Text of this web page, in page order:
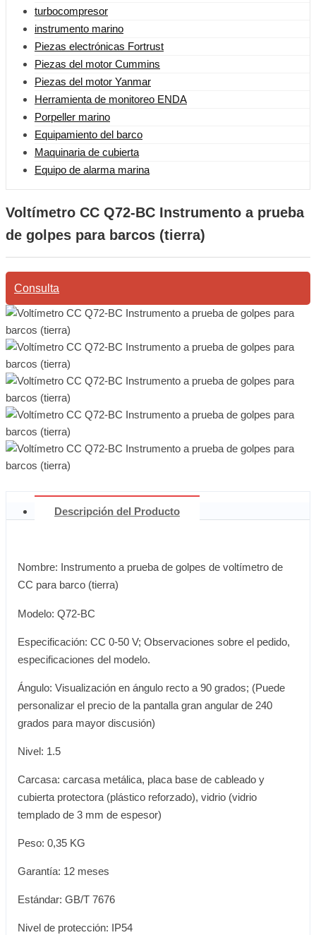
turbocompresor
instrumento marino
Piezas electrónicas Fortrust
Piezas del motor Cummins
Piezas del motor Yanmar
Herramienta de monitoreo ENDA
Porpeller marino
Equipamiento del barco
Maquinaria de cubierta
Equipo de alarma marina
Voltímetro CC Q72-BC Instrumento a prueba
de golpes para barcos (tierra)
Consulta
Descripción del Producto
Nombre: Instrumento a prueba de golpes de voltímetro de
CC para barco (tierra)
Modelo: Q72-BC
Especificación: CC 0-50 V; Observaciones sobre el pedido,
especificaciones del modelo.
Ángulo: Visualización en ángulo recto a 90 grados; (Puede
personalizar el precio de la pantalla gran angular de 240
grados para mayor discusión)
Nivel: 1.5
Carcasa: carcasa metálica, placa base de cableado y
cubierta protectora (plástico reforzado), vidrio (vidrio
templado de 3 mm de espesor)
Peso: 0,35 KG
Garantía: 12 meses
Estándar: GB/T 7676
Nivel de protección: IP54